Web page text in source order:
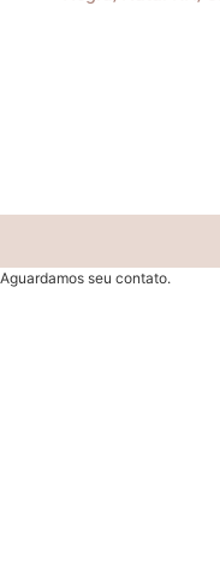
Aguardamos seu contato.